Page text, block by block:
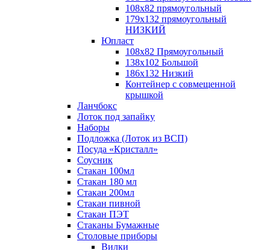
108х82 прямоугольный
179х132 прямоугольный
НИЗКИЙ
Юпласт
108х82 Прямоугольный
138х102 Большой
186х132 Низкий
Контейнер с совмещенной
крышкой
Ланчбокс
Лоток под запайку
Наборы
Подложка (Лоток из ВСП)
Посуда «Кристалл»
Соусник
Стакан 100мл
Стакан 180 мл
Стакан 200мл
Стакан пивной
Стакан ПЭТ
Стаканы Бумажные
Столовые приборы
Вилки